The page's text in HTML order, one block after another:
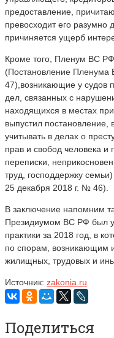
предоставление,
превосходит его разумно
причиняется ущерб
Кроме того, Пленум ВС
(Постановление
47),возникающие у судов
дел, связанных с
находящихся в местах
выпустил постановление,
учитывать в делах о
прав и свобод человека и
переписки,
труд, господдержку
25 декабря 2018 г. № 46).
В заключение напомним
Президиумом ВС РФ был
практики за 2018 год, в
по спорам, возникающим
жилищных, трудовых и
Источник: zakonia.ru
Поделиться